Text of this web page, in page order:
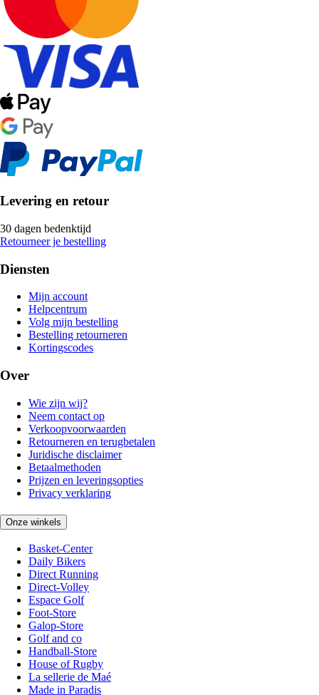
Levering en retour
30 dagen bedenktijd
Retourneer je bestelling
Diensten
Mijn account
Helpcentrum
Volg mijn bestelling
Bestelling retourneren
Kortingscodes
Over
Wie zijn wij?
Neem contact op
Verkoopvoorwaarden
Retourneren en terugbetalen
Juridische disclaimer
Betaalmethoden
Prijzen en leveringsopties
Privacy verklaring
Onze winkels
Basket-Center
Daily Bikers
Direct Running
Direct-Volley
Espace Golf
Foot-Store
Galop-Store
Golf and co
Handball-Store
House of Rugby
La sellerie de Maé
Made in Paradis